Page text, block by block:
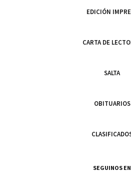
EDICIÓN
CARTA DE
SALTA
OBITUARIOS
SEGUINOS EN